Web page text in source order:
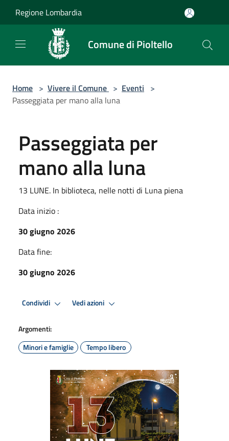
Regione Lombardia
Comune di Pioltello
Home > Vivere il Comune > Eventi >
Passeggiata per mano alla luna
Passeggiata per
mano alla luna
13 LUNE. In biblioteca, nelle notti di Luna piena
Data inizio :
30 giugno 2026
Data fine:
30 giugno 2026
Condividi Vedi azioni
Argomenti:
Minori e famiglie
Tempo libero